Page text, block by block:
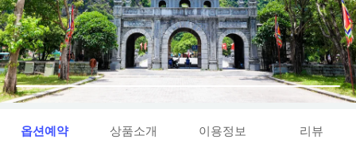
옵션예약 상품소개 이용정보 리뷰